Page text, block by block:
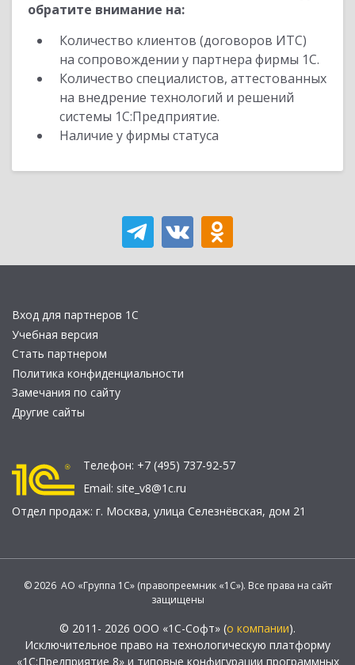
обратите внимание на:
Количество клиентов (договоров ИТС)
на сопровождении у партнера фирмы 1С.
Количество специалистов, аттестованных
на внедрение технологий и решений
системы 1С:Предприятие.
Наличие у фирмы статуса
Вход для партнеров 1С
Учебная версия
Стать партнером
Политика конфиденциальности
Замечания по сайту
Другие сайты
Телефон: +7 (495) 737-92-57
Email: site_v8@1c.ru
Отдел продаж: г. Москва, улица Селезнёвская, дом 21
© 2026 АО «Группа 1С» (правопреемник «1С»). Все права на сайт
защищены
© 2011- 2026 ООО «1С-Софт» (о компании).
Исключительное право на технологическую платформу
«1С:Предприятие 8» и типовые конфигурации программных